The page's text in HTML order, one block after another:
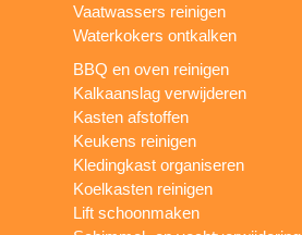
Vaatwassers reinigen
Waterkokers ontkalken
BBQ en oven reinigen
Kalkaanslag verwijderen
Kasten afstoffen
Keukens reinigen
Kledingkast organiseren
Koelkasten reinigen
Lift schoonmaken